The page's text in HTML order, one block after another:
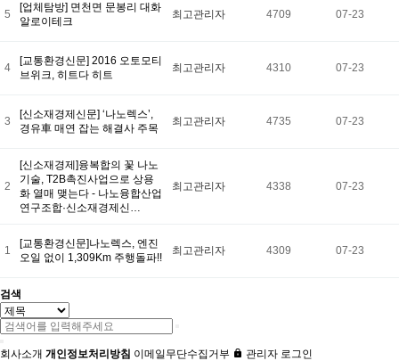
5
[업체탐방] 면천면 문봉리 대화
알로이테크
최고관리자 4709 07-23
4
[교통환경신문] 2016 오토모티
브위크, 히트다 히트
최고관리자 4310 07-23
3
[신소재경제신문] ‘나노렉스’,
경유車 매연 잡는 해결사 주목
최고관리자 4735 07-23
2
[신소재경제]융복합의 꽃 나노
기술, T2B촉진사업으로 상용
화 열매 맺는다 - 나노융합산업
연구조합·신소재경제신…
최고관리자 4338 07-23
1
[교통환경신문]나노렉스, 엔진
오일 없이 1,309Km 주행돌파!!
최고관리자 4309 07-23
검색
회사소개 개인정보처리방침 이메일무단수집거부
관리자 로그인